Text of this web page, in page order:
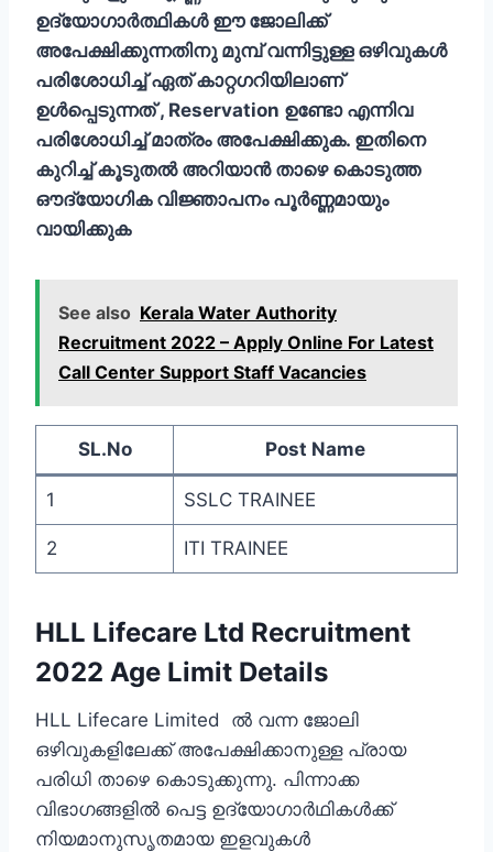
ഉദ്യോഗാര്‍ത്ഥികള്‍ ഈ ജോലിക്ക്
അപേക്ഷിക്കുന്നതിനു മുമ്പ് വന്നിട്ടുള്ള ഒഴിവുകള്‍
പരിശോധിച്ച് ഏത് കാറ്റഗറിയിലാണ്
ഉള്‍പ്പെടുന്നത് , Reservation ഉണ്ടോ എന്നിവ
പരിശോധിച്ച് മാത്രം അപേക്ഷിക്കുക. ഇതിനെ
കുറിച്ച് കൂടുതല്‍ അറിയാന്‍ താഴെ കൊടുത്ത
ഔദ്യോഗിക വിജ്ഞാപനം പൂര്‍ണ്ണമായും
വായിക്കുക
See also Kerala Water Authority
Recruitment 2022 – Apply Online For Latest
Call Center Support Staff Vacancies
SL.No Post Name
1 SSLC TRAINEE
2 ITI TRAINEE
HLL Lifecare Ltd Recruitment
2022 Age Limit Details
HLL Lifecare Limited ല്‍ വന്ന ജോലി
ഒഴിവുകളിലേക്ക് അപേക്ഷിക്കാനുള്ള പ്രായ
പരിധി താഴെ കൊടുക്കുന്നു. പിന്നാക്ക
വിഭാഗങ്ങളില്‍ പെട്ട ഉദ്യോഗാര്‍ഥികള്‍ക്ക്
നിയമാനുസൃതമായ ഇളവുകള്‍